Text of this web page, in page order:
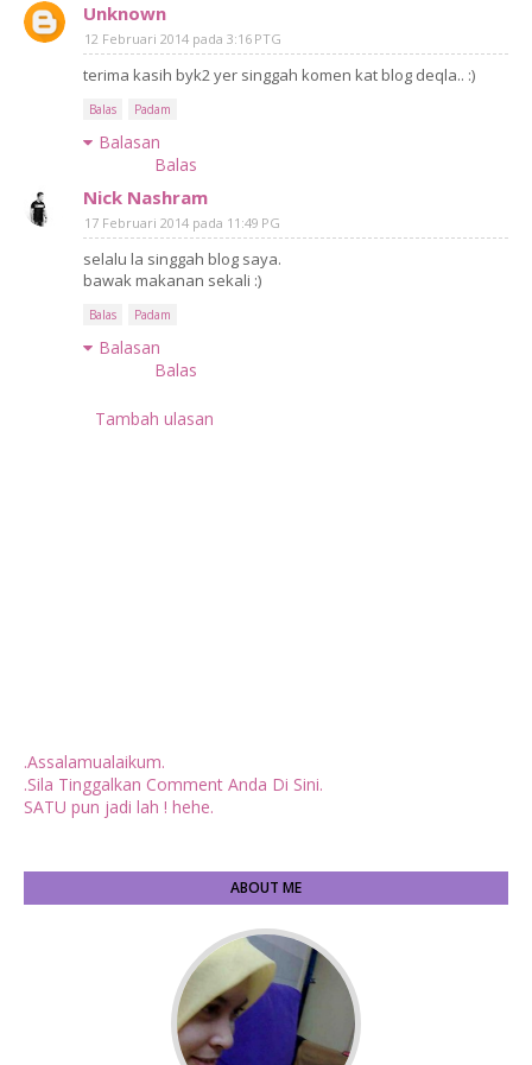
Unknown
12 Februari 2014 pada 3:16 PTG
terima kasih byk2 yer singgah komen kat blog deqla.. :)
Balas Padam
Balasan
Balas
Nick Nashram
17 Februari 2014 pada 11:49 PG
selalu la singgah blog saya.
bawak makanan sekali :)
Balas Padam
Balasan
Balas
Tambah ulasan
.Assalamualaikum.
.Sila Tinggalkan Comment Anda Di Sini.
SATU pun jadi lah ! hehe.
ABOUT ME